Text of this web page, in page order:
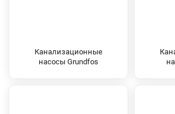
Канализационные
насосы Grundfos